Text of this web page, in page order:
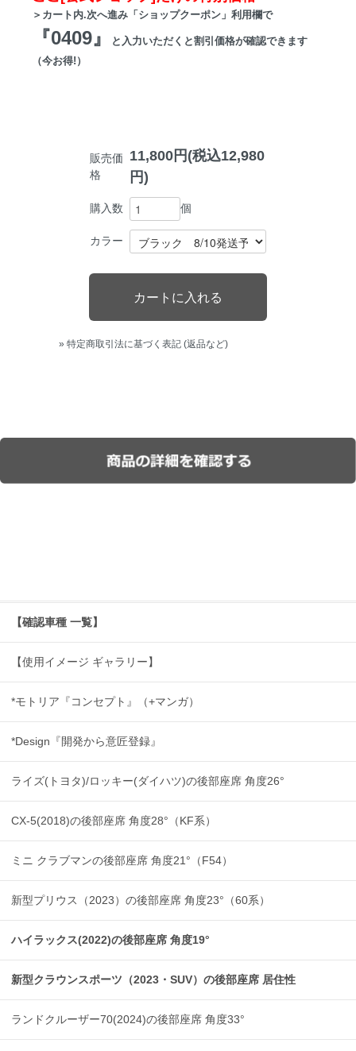
＞カート内.次へ進み「ショップクーポン」利用欄で
『0409』
と入力いただくと割引価格が確認できます
（今お得!）
販売価
格
11,800円(税込12,980
円)
購入数 個
カラー
» 特定商取引法に基づく表記 (返品など)
【確認車種 一覧】
【使用イメージ ギャラリー】
*モトリア『コンセプト』（+マンガ）
*Design『開発から意匠登録』
ライズ(トヨタ)/ロッキー(ダイハツ)の後部座席 角度26°
CX-5(2018)の後部座席 角度28°（KF系）
ミニ クラブマンの後部座席 角度21°（F54）
新型プリウス（2023）の後部座席 角度23°（60系）
ハイラックス(2022)の後部座席 角度19°
新型クラウンスポーツ（2023・SUV）の後部座席 居住性
ランドクルーザー70(2024)の後部座席 角度33°